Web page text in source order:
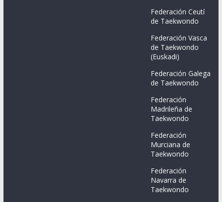
Federación Ceutí
de Taekwondo
Federación Vasca
de Taekwondo
(Euskadi)
Federación Galega
de Taekwondo
Federación
Madrileña de
Taekwondo
Federación
Murciana de
Taekwondo
Federación
Navarra de
Taekwondo